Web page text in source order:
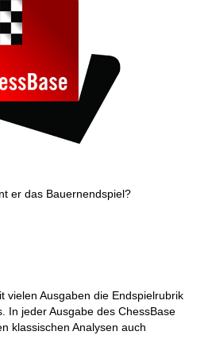
er das Bauernendspiel?
vielen Ausgaben die Endspielrubrik
In jeder Ausgabe des ChessBase
klassischen Analysen auch